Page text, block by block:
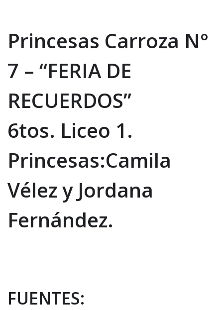
Princesas Carroza N°
7 – “FERIA DE
RECUERDOS”
6tos. Liceo 1.
Princesas:Camila
Vélez y Jordana
Fernández.
FUENTES: